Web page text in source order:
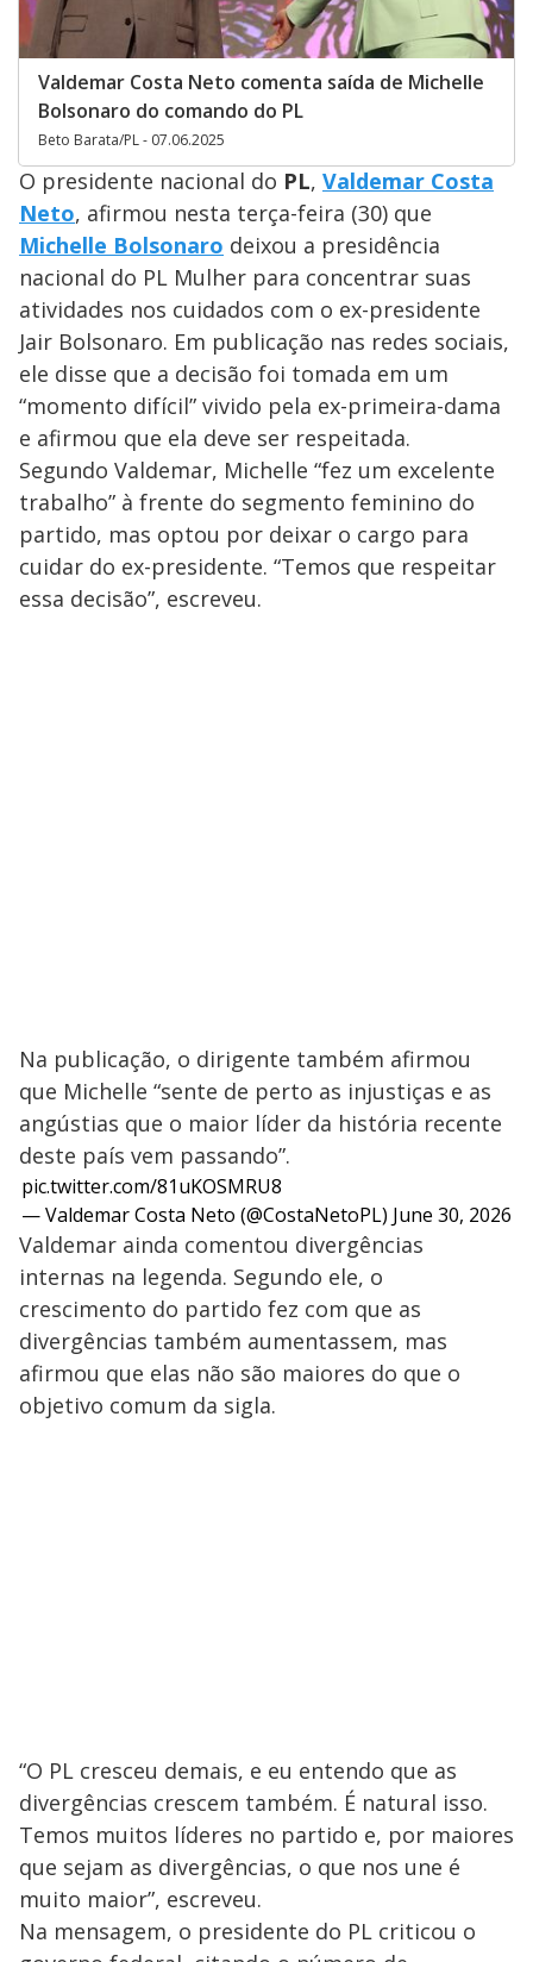
Valdemar Costa Neto comenta saída de Michelle
Bolsonaro do comando do PL
Beto Barata/PL - 07.06.2025
O presidente nacional do PL, Valdemar Costa
Neto, afirmou nesta terça-feira (30) que
Michelle Bolsonaro deixou a presidência
nacional do PL Mulher para concentrar suas
atividades nos cuidados com o ex-presidente
Jair Bolsonaro. Em publicação nas redes sociais,
ele disse que a decisão foi tomada em um
“momento difícil” vivido pela ex-primeira-dama
e afirmou que ela deve ser respeitada.
Segundo Valdemar, Michelle “fez um excelente
trabalho” à frente do segmento feminino do
partido, mas optou por deixar o cargo para
cuidar do ex-presidente. “Temos que respeitar
essa decisão”, escreveu.
Na publicação, o dirigente também afirmou
que Michelle “sente de perto as injustiças e as
angústias que o maior líder da história recente
deste país vem passando”.
pic.twitter.com/81uKOSMRU8
— Valdemar Costa Neto (@CostaNetoPL) June 30, 2026
Valdemar ainda comentou divergências
internas na legenda. Segundo ele, o
crescimento do partido fez com que as
divergências também aumentassem, mas
afirmou que elas não são maiores do que o
objetivo comum da sigla.
“O PL cresceu demais, e eu entendo que as
divergências crescem também. É natural isso.
Temos muitos líderes no partido e, por maiores
que sejam as divergências, o que nos une é
muito maior”, escreveu.
Na mensagem, o presidente do PL criticou o